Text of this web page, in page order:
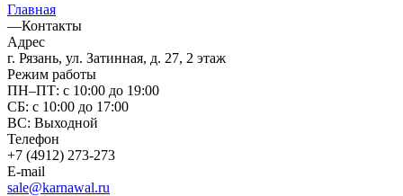
Главная
—Контакты
Адрес
г. Рязань, ул. Затинная, д. 27, 2 этаж
Режим работы
ПН–ПТ: с 10:00 до 19:00
СБ: с 10:00 до 17:00
ВС: Выходной
Телефон
+7 (4912) 273-273
E-mail
sale@karnawal.ru